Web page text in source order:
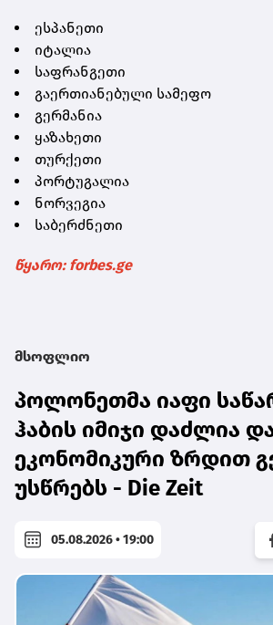
ესპანეთი
იტალია
საფრანგეთი
გაერთიანებული სამეფო
გერმანია
ყაზახეთი
თურქეთი
პორტუგალია
ნორვეგია
საბერძნეთი
წყარო: forbes.ge
მსოფლიო
პოლონეთმა იაფი
ჰაბის იმიჯი დაძლია
ეკონომიკური ზრდით
უსწრებს - Die Zeit
05.08.2026 • 19:00